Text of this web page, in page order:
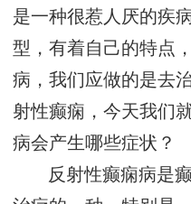
是一种很惹人厌的疾
型，有着自己的特点
病，我们应做的是去
射性癫痫，今天我们
病会产生哪些症状？
反射性癫痫病是